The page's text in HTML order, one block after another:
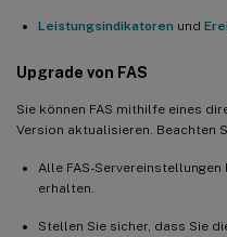
Leistungsindikatoren und
Upgrade von FAS
Sie können FAS mithilfe eines
Version aktualisieren. Beachten
Alle FAS-
erhalten.
Stellen Sie sicher, dass Sie